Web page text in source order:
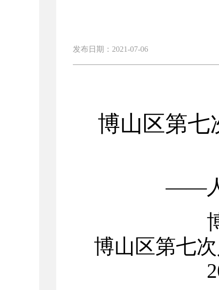
发布日期：2021-07-06
博山区第七
——
博山区第七